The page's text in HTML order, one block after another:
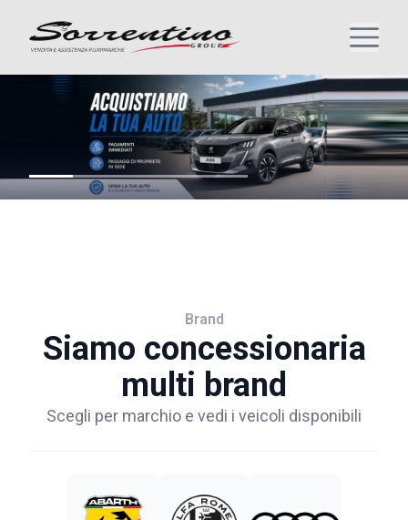
Brand
Siamo concessionaria
multi brand
Scegli per marchio e vedi i veicoli disponibili